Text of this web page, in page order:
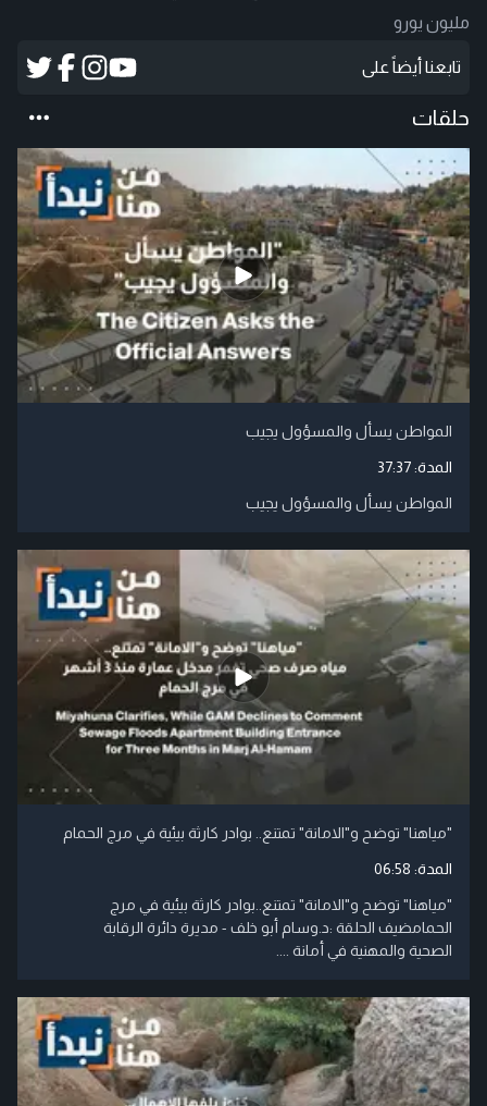
مليون يورو
تابعنا أيضاً على
حلقات
المواطن يسأل والمسؤول يجيب
المدة:37:37
المواطن يسأل والمسؤول يجيب
"مياهنا" توضح و"الامانة" تمتنع.. بوادر كارثة بيئية في مرج الحمام
المدة: 06:58
"مياهنا" توضح و"الامانة" تمتنع..بوادر كارثة بيئية في مرج
الحمامضيف الحلقة :د.وسام أبو خلف - مديرة دائرة الرقابة
الصحية والمهنية في أمانة ....